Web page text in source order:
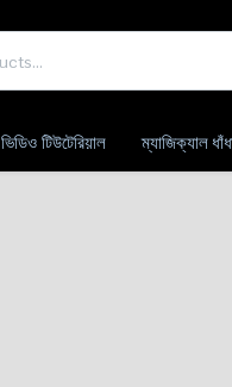
ভিডিও টিউটেরিয়াল ম্যাজিক্যাল